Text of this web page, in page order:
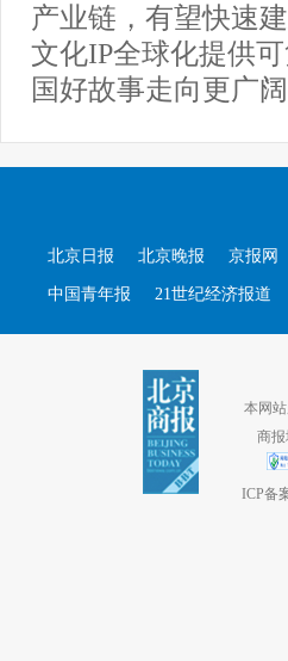
产业链，有望快速
文化IP全球化提供
国好故事走向更广
北京日报 北京晚报 京报网
中国青年报 21世纪经济报道
本网
商报
ICP备